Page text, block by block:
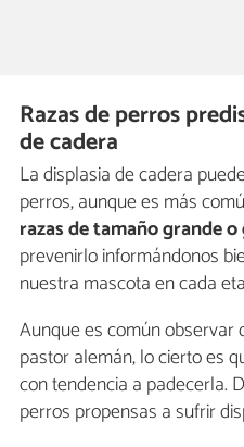
Razas de perros
de cadera
La displasia de cadera
perros, aunque es más
razas de tamaño grande
prevenirlo informándonos
nuestra mascota en cada
Aunque es común observar
pastor alemán, lo cierto es
con tendencia a padecerla.
perros propensas a sufrir